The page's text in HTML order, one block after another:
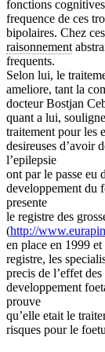
fonctions
frequence de ces
bipolaires. Chez
raisonnement
frequents.
Selon lui, le
ameliore, tant la
docteur Bostjan
quant a lui,
traitement pour les
desireuses d’avoir
l’epilepsie
ont par le passe eu
developpement du
presente
le registre des
(http://
en place en 1999
registre, les
precis de l’effet
developpement
prouve
qu’elle etait le
risques pour le